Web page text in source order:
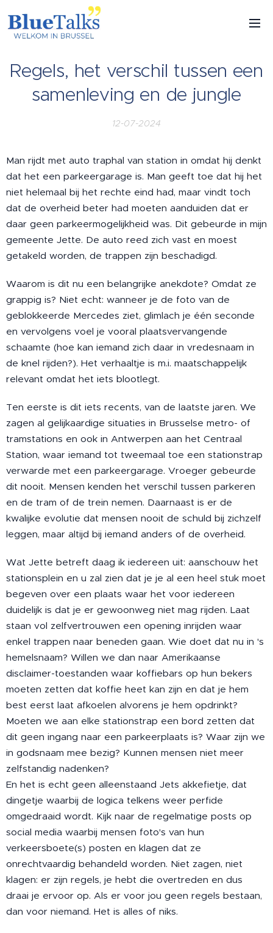
Regels, het verschil tussen een
samenleving en de jungle
12-07-2024
Man rijdt met auto traphal van station in omdat hij denkt
dat het een parkeergarage is. Man geeft toe dat hij het
niet helemaal bij het rechte eind had, maar vindt toch
dat de overheid beter had moeten aanduiden dat er
daar geen parkeermogelijkheid was. Dit gebeurde in mijn
gemeente Jette. De auto reed zich vast en moest
getakeld worden, de trappen zijn beschadigd.
Waarom is dit nu een belangrijke anekdote? Omdat ze
grappig is? Niet echt: wanneer je de foto van de
geblokkeerde Mercedes ziet, glimlach je één seconde
en vervolgens voel je vooral plaatsvervangende
schaamte (hoe kan iemand zich daar in vredesnaam in
de knel rijden?). Het verhaaltje is m.i. maatschappelijk
relevant omdat het iets blootlegt.
Ten eerste is dit iets recents, van de laatste jaren. We
zagen al gelijkaardige situaties in Brusselse metro- of
tramstations en ook in Antwerpen aan het Centraal
Station, waar iemand tot tweemaal toe een stationstrap
verwarde met een parkeergarage. Vroeger gebeurde
dit nooit. Mensen kenden het verschil tussen parkeren
en de tram of de trein nemen. Daarnaast is er de
kwalijke evolutie dat mensen nooit de schuld bij zichzelf
leggen, maar altijd bij iemand anders of de overheid.
Wat Jette betreft daag ik iedereen uit: aanschouw het
stationsplein en u zal zien dat je je al een heel stuk moet
begeven over een plaats waar het voor iedereen
duidelijk is dat je er gewoonweg niet mag rijden. Laat
staan vol zelfvertrouwen een opening inrijden waar
enkel trappen naar beneden gaan. Wie doet dat nu in 's
hemelsnaam? Willen we dan naar Amerikaanse
disclaimer-toestanden waar koffiebars op hun bekers
moeten zetten dat koffie heet kan zijn en dat je hem
best eerst laat afkoelen alvorens je hem opdrinkt?
Moeten we aan elke stationstrap een bord zetten dat
dit geen ingang naar een parkeerplaats is? Waar zijn we
in godsnaam mee bezig? Kunnen mensen niet meer
zelfstandig nadenken?
En het is echt geen alleenstaand Jets akkefietje, dat
dingetje waarbij de logica telkens weer perfide
omgedraaid wordt. Kijk naar de regelmatige posts op
social media waarbij mensen foto's van hun
verkeersboete(s) posten en klagen dat ze
onrechtvaardig behandeld worden. Niet zagen, niet
klagen: er zijn regels, je hebt die overtreden en dus
draai je ervoor op. Als er voor jou geen regels bestaan,
dan voor niemand. Het is alles of niks.